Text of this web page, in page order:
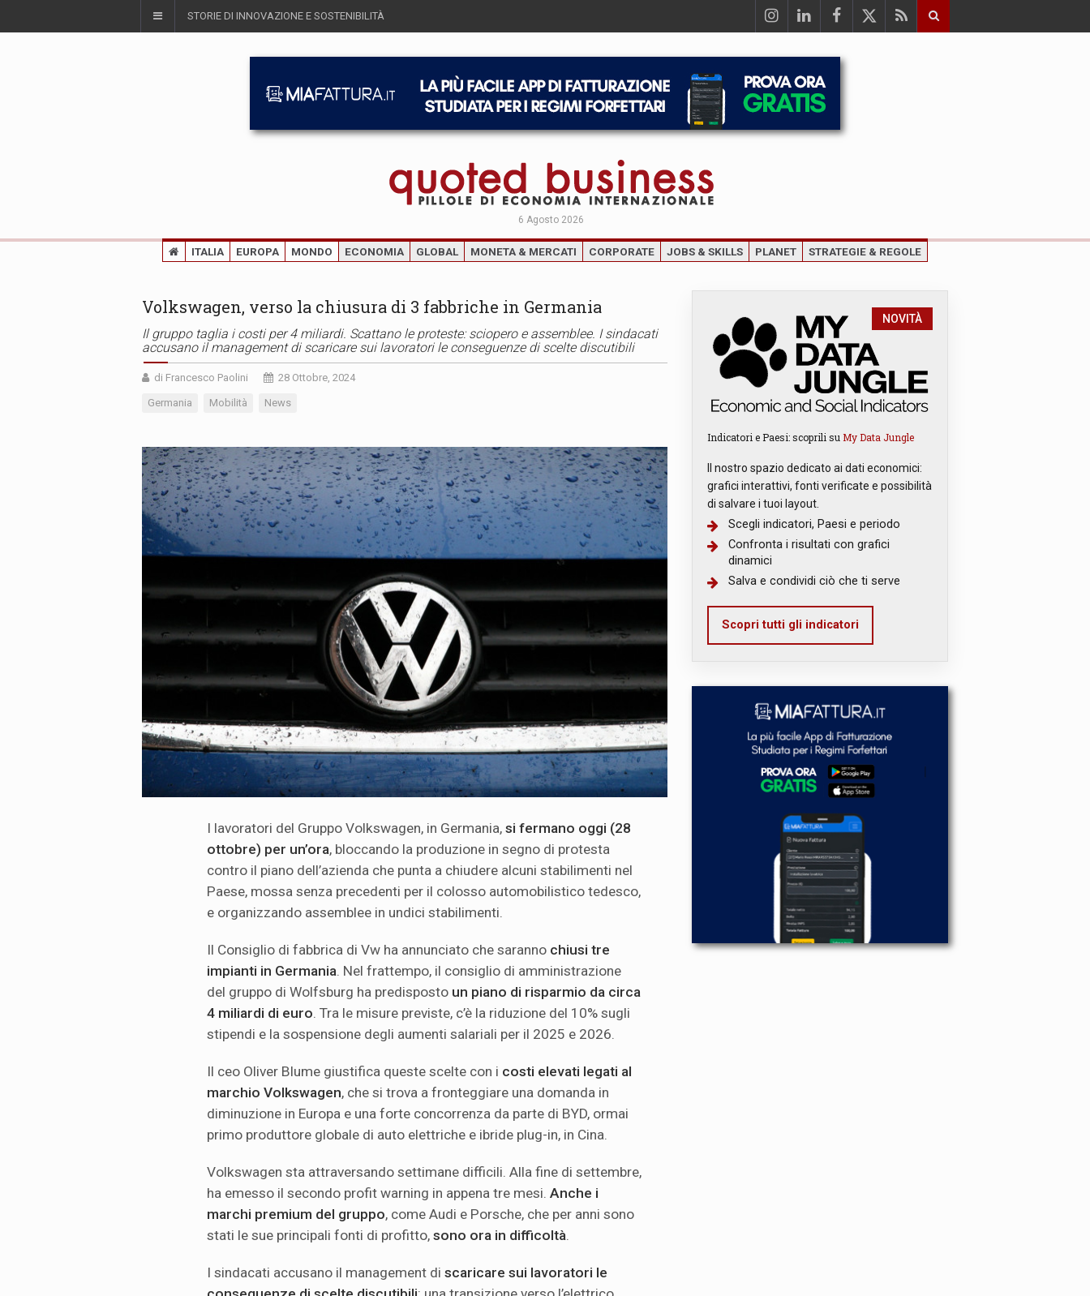
STORIE DI INNOVAZIONE E SOSTENIBILITÀ
6 Agosto 2026
ITALIA EUROPA MONDO ECONOMIA GLOBAL MONETA & MERCATI CORPORATE JOBS & SKILLS PLANET STRATEGIE & REGOLE
Volkswagen, verso la chiusura di 3 fabbriche in Germania
Il gruppo taglia i costi per 4 miliardi. Scattano le proteste: sciopero e assemblee. I sindacati
accusano il management di scaricare sui lavoratori le conseguenze di scelte discutibili
di Francesco Paolini 28 Ottobre, 2024
Germania Mobilità News
I lavoratori del Gruppo Volkswagen, in Germania, si fermano oggi (28
ottobre) per un’ora, bloccando la produzione in segno di protesta
contro il piano dell’azienda che punta a chiudere alcuni stabilimenti nel
Paese, mossa senza precedenti per il colosso automobilistico tedesco,
e organizzando assemblee in undici stabilimenti.
Il Consiglio di fabbrica di Vw ha annunciato che saranno chiusi tre
impianti in Germania . Nel frattempo, il consiglio di amministrazione
del gruppo di Wolfsburg ha predisposto un piano di risparmio da circa
4 miliardi di euro . Tra le misure previste, c’è la riduzione del 10% sugli
stipendi e la sospensione degli aumenti salariali per il 2025 e 2026.
Il ceo Oliver Blume giustifica queste scelte con i costi elevati legati al
marchio Volkswagen, che si trova a fronteggiare una domanda in
diminuzione in Europa e una forte concorrenza da parte di BYD, ormai
primo produttore globale di auto elettriche e ibride plug-in, in Cina.
Volkswagen sta attraversando settimane difficili. Alla fine di settembre,
ha emesso il secondo profit warning in appena tre mesi. Anche i
marchi premium del gruppo, come Audi e Porsche, che per anni sono
stati le sue principali fonti di profitto, sono ora in difficoltà
I sindacati accusano il management di scaricare sui lavoratori le
NOVITÀ
Indicatori e Paesi: scoprili su My Data Jungle
Il nostro spazio dedicato ai dati economici:
grafici interattivi, fonti verificate e possibilità
di salvare i tuoi layout.
Scegli indicatori, Paesi e periodo
Confronta i risultati con grafici
dinamici
Salva e condividi ciò che ti serve
Scopri tutti gli indicatori